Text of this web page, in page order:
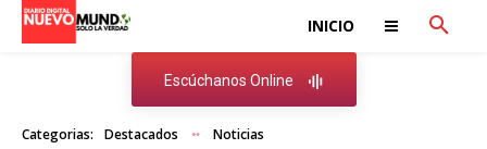
INICIO
Escúchanos Online
Categorias: Destacados Noticias